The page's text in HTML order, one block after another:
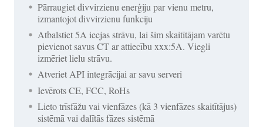
Pārraugiet divvirzienu enerģiju par vienu metru,
izmantojot divvirzienu funkciju
Atbalstiet 5A ieejas strāvu, lai šim skaitītājam varētu
pievienot savus CT ar attiecību xxx:5A. Viegli
izmēriet lielu strāvu.
Atveriet API integrācijai ar savu serveri
Ievērots CE, FCC, RoHs
Lieto trīsfāžu vai vienfāzes (kā 3 vienfāzes skaitītājus)
sistēmā vai dalītās fāzes sistēmā